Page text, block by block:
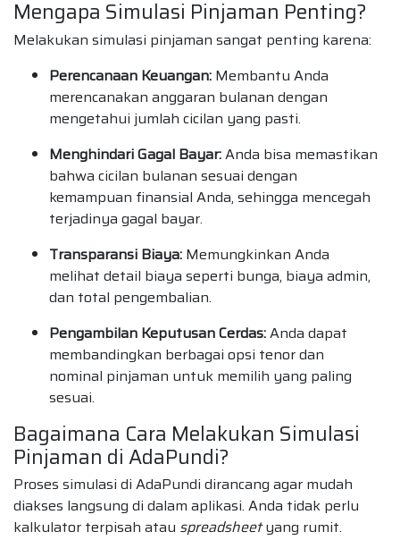
Mengapa Simulasi Pinjaman Penting?
Melakukan simulasi pinjaman sangat penting karena:
Perencanaan Keuangan: Membantu Anda
merencanakan anggaran bulanan dengan
mengetahui jumlah cicilan yang pasti.
Menghindari Gagal Bayar:Anda bisa memastikan
bahwa cicilan bulanan sesuai dengan
kemampuan finansial Anda, sehingga mencegah
terjadinya gagal bayar.
Transparansi Biaya: Memungkinkan Anda
melihat detail biaya seperti bunga, biaya admin,
dan total pengembalian.
Pengambilan Keputusan Cerdas:Anda dapat
membandingkan berbagai opsi tenor dan
nominal pinjaman untuk memilih yang paling
sesuai.
Bagaimana Cara Melakukan Simulasi
Pinjaman di AdaPundi?
Proses simulasi di AdaPundi dirancang agar mudah
diakses langsung di dalam aplikasi. Anda tidak perlu
kalkulator terpisah atau spreadsheetyang rumit.